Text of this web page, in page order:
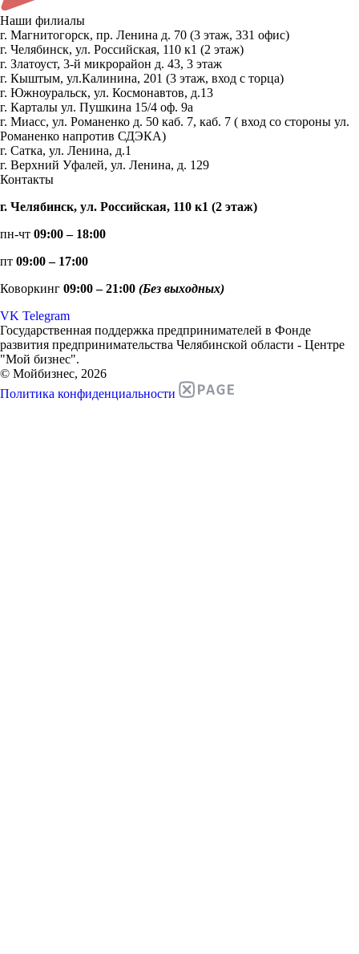
Наши филиалы
г. Магнитогорск, пр. Ленина д. 70 (3 этаж, 331 офис)
г. Челябинск, ул. Российская, 110 к1 (2 этаж)
г. Златоуст, 3-й микрорайон д. 43, 3 этаж
г. Кыштым, ул.Калинина, 201 (3 этаж, вход с торца)
г. Южноуральск, ул. Космонавтов, д.13
г. Карталы ул. Пушкина 15/4 оф. 9а
г. Миасс, ул. Романенко д. 50 каб. 7, каб. 7 ( вход со стороны ул.
Романенко напротив СДЭКА)
г. Сатка, ул. Ленина, д.1
г. Верхний Уфалей, ул. Ленина, д. 129
Контакты
г. Челябинск, ул. Российская, 110 к1 (2 этаж)
пн-чт 09:00 – 18:00
пт 09:00 – 17:00
Коворкинг 09:00 – 21:00 (Без выходных)
VK Telegram
Государственная поддержка предпринимателей в Фонде
развития предпринимательства Челябинской области - Центре
"Мой бизнес".
© Мойбизнес, 2026
Политика конфиденциальности